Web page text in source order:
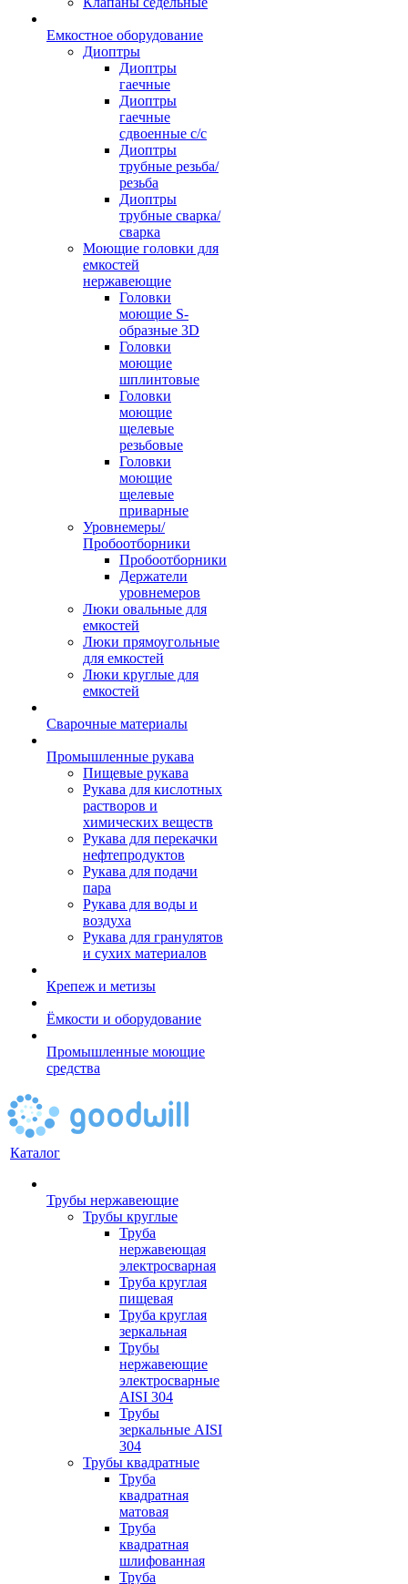
Емкостное оборудование
Диоптры
Диоптры
гаечные
Диоптры
гаечные
сдвоенные c/c
Диоптры
трубные резьба/
резьба
Диоптры
трубные сварка/
сварка
Моющие головки для
емкостей
нержавеющие
Головки
моющие S-
образные 3D
Головки
моющие
шплинтовые
Головки
моющие
щелевые
резьбовые
Головки
моющие
щелевые
приварные
Уровнемеры/
Пробоотборники
Пробоотборники
Держатели
уровнемеров
Люки овальные для
емкостей
Люки прямоугольные
для емкостей
Люки круглые для
емкостей
Сварочные материалы
Промышленные рукава
Пищевые рукава
Рукава для кислотных
растворов и
химических веществ
Рукава для перекачки
нефтепродуктов
Рукава для подачи
пара
Рукава для воды и
воздуха
Рукава для гранулятов
и сухих материалов
Крепеж и метизы
Ёмкости и оборудование
Промышленные моющие
средства
Каталог
Трубы нержавеющие
Трубы круглые
Труба
нержавеющая
электросварная
Труба круглая
пищевая
Труба круглая
зеркальная
Трубы
нержавеющие
электросварные
AISI 304
Трубы
зеркальные AISI
304
Трубы квадратные
Труба
квадратная
матовая
Труба
квадратная
шлифованная
Труба